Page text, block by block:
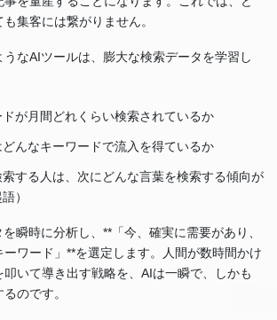
集客には繋がりません。
うなAIツールは、膨大な検索データを学習し
ドが月間どれくらい検索されているか
んなキーワードで流入を得ているか
索する人は、次にどんな言葉を検索する傾向が
）
瞬時に分析し、**「今、確実に需要があり、
ワード」**を選定します。人間が数時間かけ
いて導き出す戦略を、AIは一瞬で、しかも
のです。